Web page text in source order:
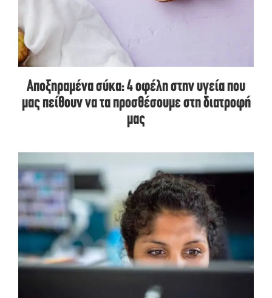
Αποξηραμένα σύκα: 4 οφέλη στην υγεία που
μας πείθουν να τα προσθέσουμε στη διατροφή
μας